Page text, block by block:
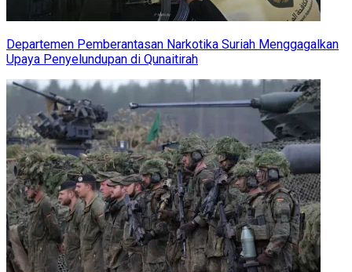
Departemen Pemberantasan Narkotika Suriah Menggagalkan
Upaya Penyelundupan di Qunaitirah